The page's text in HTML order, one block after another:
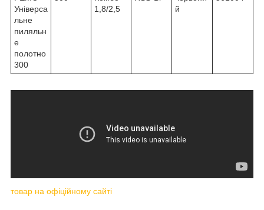
Універса
льне
пиляльн
е
полотно
300
1,8/2,5
й
товар на офіційному сайті